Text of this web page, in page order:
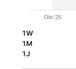
Okt '25
1W
1M
1J